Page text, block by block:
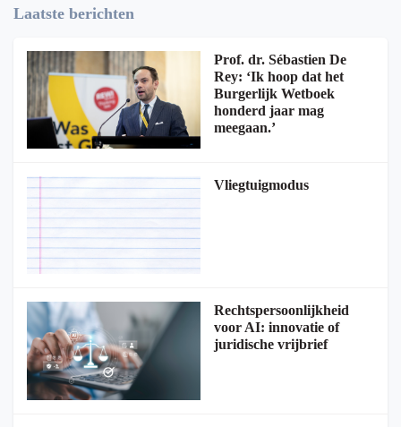
Laatste berichten
Prof. dr. Sébastien De
Rey: ‘Ik hoop dat het
Burgerlijk Wetboek
honderd jaar mag
meegaan.’
Vliegtuigmodus
Rechtspersoonlijkheid
voor AI: innovatie of
juridische vrijbrief